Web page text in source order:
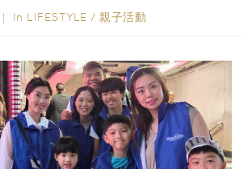
In LIFESTYLE / 親子活動